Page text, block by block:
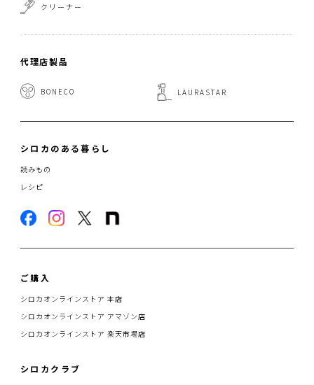
クリーナー
代理店製品
BONECO LAURASTAR
シロカのある暮らし
読みもの
レシピ
ご購入
シロカオンラインストア 本店
シロカオンラインストア アマゾン店
シロカオンラインストア 楽天市場店
シロカクラブ